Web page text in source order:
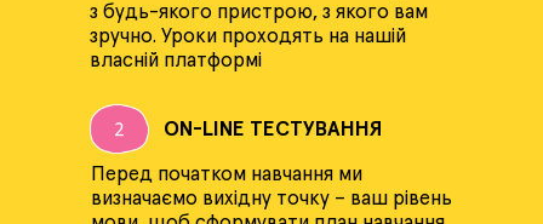
з будь-якого пристрою, з якого вам
зручно. Уроки проходять на нашій
власній платформі
ON-LINE ТЕСТУВАННЯ
Перед початком навчання ми
визначаємо вихідну точку – ваш рівень